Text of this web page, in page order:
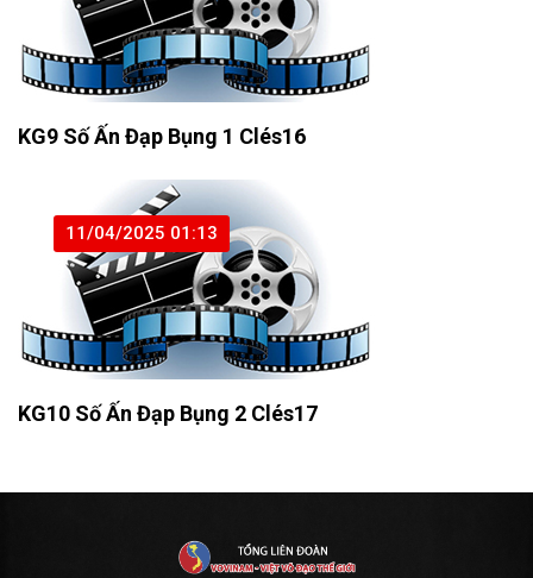
KG9 Số Ấn Đạp Bụng 1 Clés16
11/04/2025 01:13
KG10 Số Ấn Đạp Bụng 2 Clés17